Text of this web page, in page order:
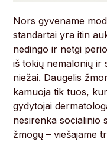
Nors gyvename
standartai yra itin
nedingo ir netgi
iš tokių nemalonių ir
niežai. Daugelis
kamuoja tik tuos,
gydytojai
nesirenka socialinio
žmogų – viešajame